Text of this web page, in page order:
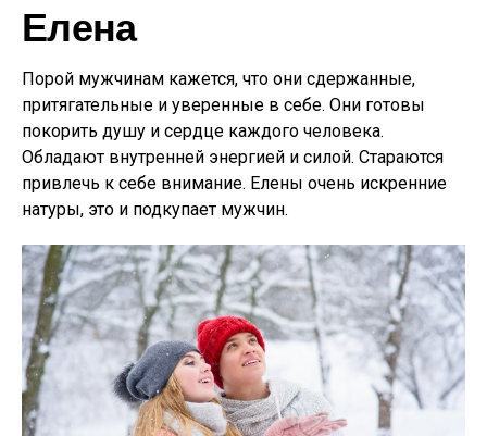
Елена
Порой мужчинам кажется, что они сдержанные,
притягательные и уверенные в себе. Они готовы
покорить душу и сердце каждого человека.
Обладают внутренней энергией и силой. Стараются
привлечь к себе внимание. Елены очень искренние
натуры, это и подкупает мужчин.